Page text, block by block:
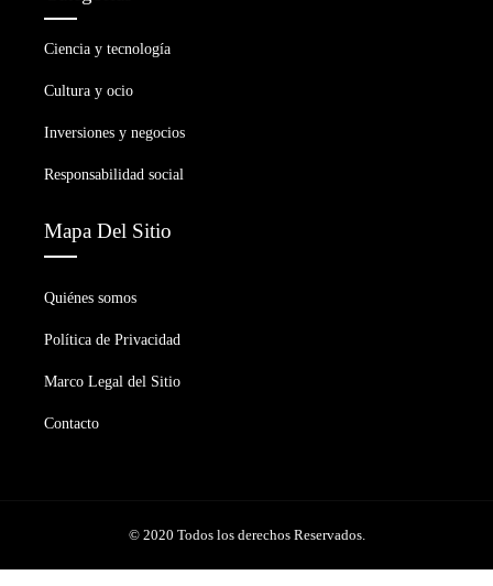
Ciencia y tecnología
Cultura y ocio
Inversiones y negocios
Responsabilidad social
Mapa Del Sitio
Quiénes somos
Política de Privacidad
Marco Legal del Sitio
Contacto
© 2020 Todos los derechos Reservados.